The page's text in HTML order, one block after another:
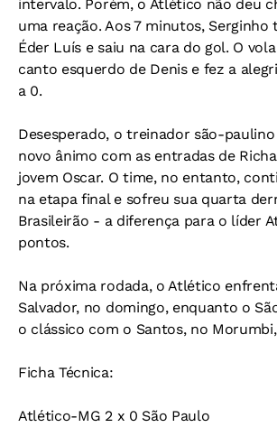
intervalo. Porém, o Atlético não deu
uma reação. Aos 7 minutos, Serginho
Éder Luís e saiu na cara do gol. O
canto esquerdo de Denis e fez a
a 0.
Desesperado, o treinador são-
novo ânimo com as entradas de
jovem Oscar. O time, no entanto,
na etapa final e sofreu sua quarta
Brasileirão - a diferença para o líder
pontos.
Na próxima rodada, o Atlético
Salvador, no domingo, enquanto o
o clássico com o Santos, no
Ficha Técnica:
Atlético-MG 2 x 0 São Paulo